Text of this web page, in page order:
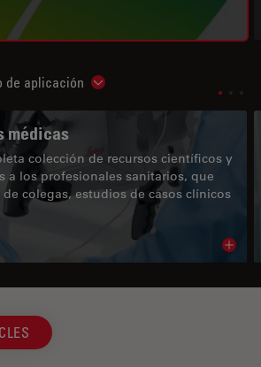
de aplicación Show subnavigation
médicas
colección de recursos científicos y
a los profesionales sanitarios, que
colegas, estudios de casos clínicos